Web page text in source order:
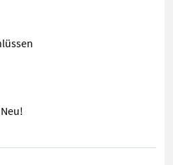
Winterkabine Baujahr 2024 (